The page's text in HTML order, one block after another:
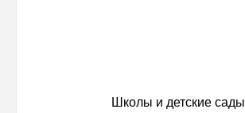
Школы и детские сады